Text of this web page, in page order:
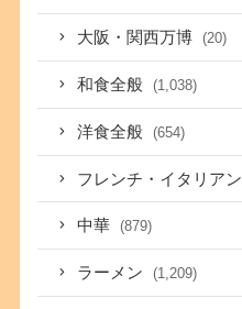
大阪・関西万博 (20)
和食全般 (1,038)
洋食全般 (654)
フレンチ・イタリアン
中華 (879)
ラーメン (1,209)